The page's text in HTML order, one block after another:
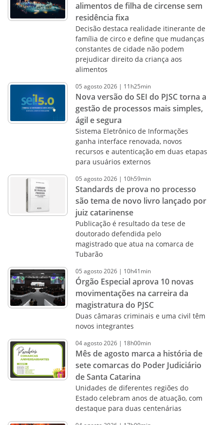
alimentos de filha de circense sem
residência fixa
Decisão destaca realidade itinerante de
família de circo e define que mudanças
constantes de cidade não podem
prejudicar direito da criança aos
alimentos
05 agosto2026 | 11h25min
Nova versão do SEI do PJSC torna a
gestão de processos mais simples,
ágil e segura
Sistema Eletrônico de Informações
ganha interface renovada, novos
recursos e autenticação em duas etapas
para usuários externos
05 agosto2026 | 10h59min
Standards de prova no processo
são tema de novo livro lançado por
juiz catarinense
Publicação é resultado da tese de
doutorado defendida pelo
magistrado que atua na comarca de
Tubarão
05 agosto2026 | 10h41min
Órgão Especial aprova 10 novas
movimentações na carreira da
magistratura do PJSC
Duas câmaras criminais e uma civil têm
novos integrantes
04agosto2026 | 18h00min
Mês de agosto marca a história de
sete comarcas do Poder Judiciário
de Santa Catarina
Unidades de diferentes regiões do
Estado celebram anos de atuação, com
destaque para duas centenárias